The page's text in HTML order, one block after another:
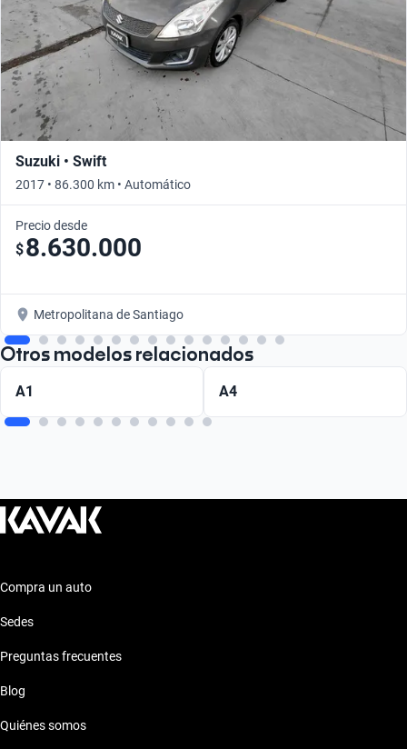
Suzuki • Swift
2017 • 86.300 km • Automático
Precio desde
$8.630.000
Metropolitana de Santiago
Otros modelos relacionados
A1 A4
Compra un auto
Sedes
Preguntas frecuentes
Blog
Quiénes somos